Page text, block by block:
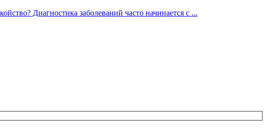
Диагностика заболеваний часто начинается с ...